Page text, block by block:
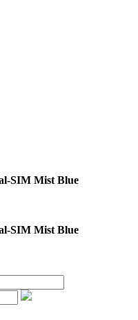
SIM Mist Blue
SIM Mist Blue